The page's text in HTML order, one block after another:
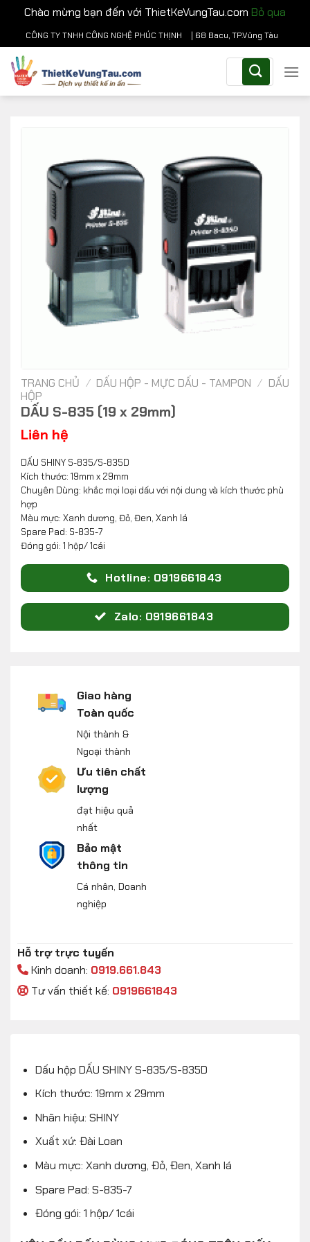
Chào mừng bạn đến với ThietKeVungTau.com Bỏ qua
Chuyển
đến
nội
dung
CÔNG TY TNHH CÔNG NGHỆ PHÚC THỊNH | 68 Bacu, TP.Vũng Tàu
kiếm:
TRANG CHỦ / DẤU HỘP - MỰC DẤU - TAMPON / DẤU
HỘP
DẤU S-835 (19 x 29mm)
Liên hệ
DẤU SHINY S-835/S-835D
Kích thước: 19mm x 29mm
Chuyên Dùng: khắc mọi loại dấu với nội dung và kích thước phù
hợp
Màu mực: Xanh dương, Đỏ, Đen, Xanh lá
Spare Pad: S-835-7
Đóng gói: 1 hộp/ 1cái
Hotline: 0919661843
Zalo: 0919661843
Giao hàng
Toàn quốc
Nội thành &
Ngoại thành
Ưu tiên chất
lượng
đạt hiệu quả
nhất
Bảo mật
thông tin
Cá nhân, Doanh
nghiệp
Hỗ trợ trực tuyến
Kinh doanh: 0919.661.843
Tư vấn thiết kế: 0919661843
Dấu hộp DẤU SHINY S-835/S-835D
Kích thước: 19mm x 29mm
Nhãn hiệu: SHINY
Xuất xứ: Đài Loan
Màu mực: Xanh dương, Đỏ, Đen, Xanh lá
Spare Pad: S-835-7
Đóng gói: 1 hộp/ 1cái